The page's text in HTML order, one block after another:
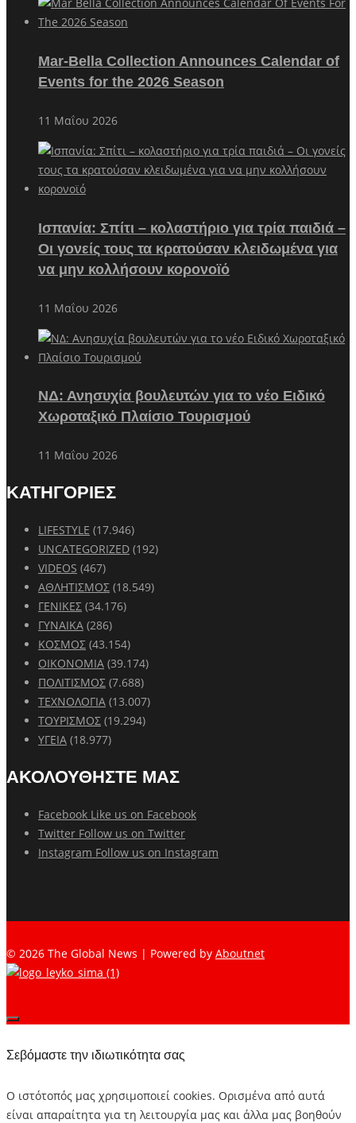
Mar-Bella Collection Announces Calendar of
Events for the 2026 Season
11 Μαΐου 2026
Ισπανία: Σπίτι – κολαστήριο για τρία παιδιά –
Οι γονείς τους τα κρατούσαν κλειδωμένα για
να μην κολλήσουν κορονοϊό
11 Μαΐου 2026
ΝΔ: Ανησυχία βουλευτών για το νέο Ειδικό
Χωροταξικό Πλαίσιο Τουρισμού
11 Μαΐου 2026
ΚΑΤΗΓΟΡΙΕΣ
LIFESTYLE (17.946)
UNCATEGORIZED (192)
VIDEOS (467)
ΑΘΛΗΤΙΣΜΟΣ (18.549)
ΓΕΝΙΚΕΣ (34.176)
ΓΥΝΑΙΚΑ (286)
ΚΟΣΜΟΣ (43.154)
ΟΙΚΟΝΟΜΙΑ (39.174)
ΠΟΛΙΤΙΣΜΟΣ (7.688)
ΤΕΧΝΟΛΟΓΙΑ (13.007)
ΤΟΥΡΙΣΜΟΣ (19.294)
ΥΓΕΙΑ (18.977)
ΑΚΟΛΟΥΘΗΣΤΕ ΜΑΣ
Facebook Like us on Facebook
Twitter Follow us on Twitter
Instagram Follow us on Instagram
© 2026 The Global News | Powered by Aboutnet
Σεβόμαστε την ιδιωτικότητα σας
Ο ιστότοπός μας χρησιμοποιεί cookies. Ορισμένα από αυτά
είναι απαραίτητα για τη λειτουργία μας και άλλα μας βοηθούν